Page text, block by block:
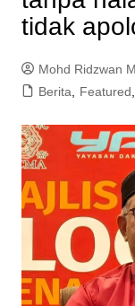
tidak
Mohd Ridzwan
Berita, Featured,